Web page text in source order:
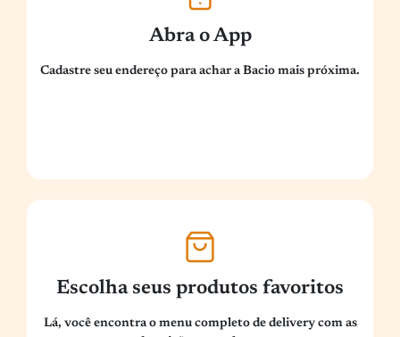
Abra o App
Cadastre seu endereço para achar a Bacio mais próxima.
Escolha seus produtos favoritos
Lá, você encontra o menu completo de delivery com as